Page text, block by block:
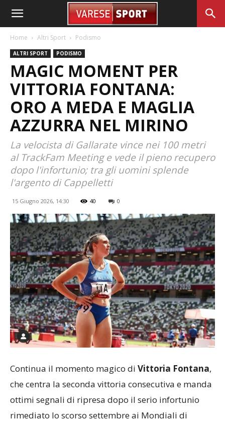
Home Altri Sport Podismo
ALTRI SPORT PODISMO
MAGIC MOMENT PER
VITTORIA FONTANA:
ORO A MEDA E MAGLIA
AZZURRA NEL MIRINO
La velocista di Gallarate vince nei 100 metri
al TrackFam Meeting e vede il pieno recupero
dopo l'infortunio; tra gli uomini splende
l'argento di Cappelletti
15 Giugno 2026, 14:30 40 0
Continua il momento magico di Vittoria Fontana,
che centra la seconda vittoria consecutiva e manda
ottimi segnali di ripresa dopo il serio infortunio
rimediato lo scorso settembre ai Mondiali di